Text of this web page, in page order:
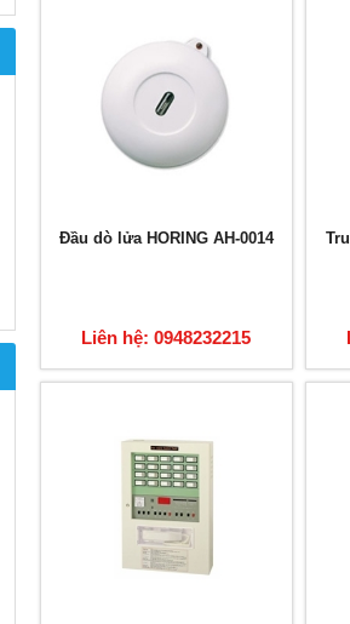
Đầu dò lửa HORING AH-0014
Liên hệ: 0948232215